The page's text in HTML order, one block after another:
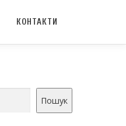
КОНТАКТИ
Пошук